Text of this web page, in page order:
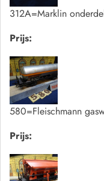
312A=Marklin
Prijs:
580=Fleischmann
Prijs: